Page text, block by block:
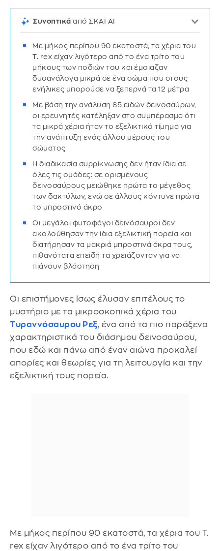
Συνοπτικά από ΣΚΑΪ AI
Με μήκος περίπου 90 εκατοστά, τα χέρια του
T. rex είχαν λιγότερο από το ένα τρίτο του
μήκους των ποδιών του και έμοιαζαν
δυσανάλογα μικρά σε ένα σώμα που στους
ενήλικες μπορούσε να ξεπερνά τα 12 μέτρα
Με βάση την ανάλυση 85 ειδών δεινοσαύρων,
οι ερευνητές κατέληξαν στο συμπέρασμα ότι
τα μικρά χέρια ήταν το εξελικτικό τίμημα για
την ανάπτυξη ενός άλλου μέρους του
σώματος
Η διαδικασία συρρίκνωσης δεν ήταν ίδια σε
όλες τις ομάδες: σε ορισμένους
δεινοσαύρους μειώθηκε πρώτα το μέγεθος
των δακτύλων, ενώ σε άλλους κόντυνε πρώτα
το μπροστινό άκρο
Οι μεγάλοι φυτοφάγοι δεινόσαυροι δεν
ακολούθησαν την ίδια εξελικτική πορεία και
διατήρησαν τα μακριά μπροστινά άκρα τους,
πιθανότατα επειδή τα χρειάζονταν για να
πιάνουν βλάστηση
Οι επιστήμονες ίσως έλυσαν επιτέλους το
μυστήριο με τα μικροσκοπικά χέρια του
Τυραννόσαυρου Ρεξ, ένα από τα πιο παράξενα
χαρακτηριστικά του διάσημου δεινοσαύρου,
που εδώ και πάνω από έναν αιώνα προκαλεί
απορίες και θεωρίες για τη λειτουργία και την
εξελικτική τους πορεία.
Με μήκος περίπου 90 εκατοστά, τα χέρια του T.
rex είχαν λιγότερο από το ένα τρίτο του